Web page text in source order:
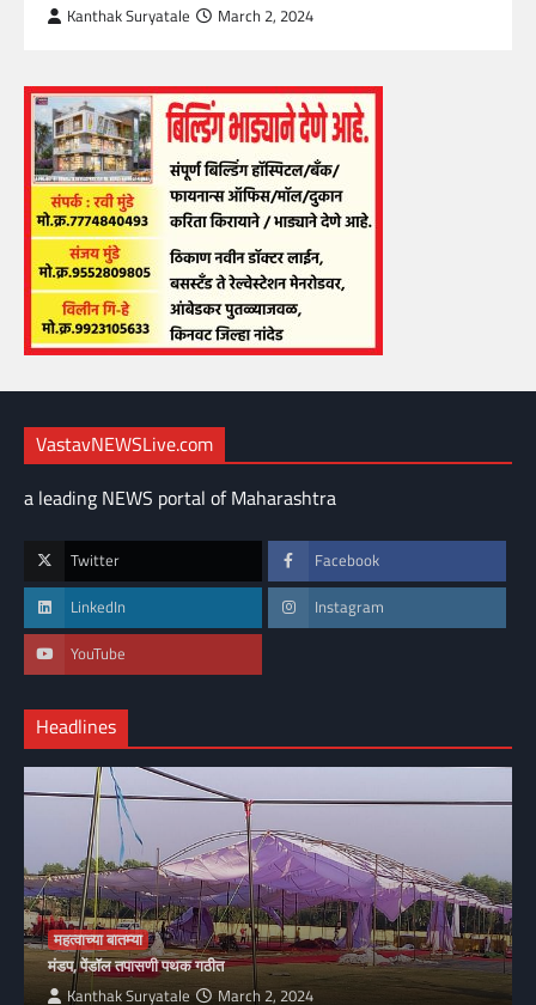
Kanthak Suryatale March 2, 2024
VastavNEWSLive.com
a leading NEWS portal of Maharashtra
Twitter Facebook
LinkedIn Instagram
YouTube
Headlines
महत्वाच्या बातम्या
मंडप, पेंडॉल तपासणी पथक गठीत
Kanthak Suryatale March 2, 2024